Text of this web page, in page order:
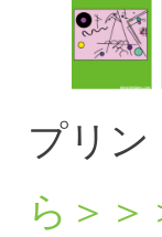
プリ
ら＞＞